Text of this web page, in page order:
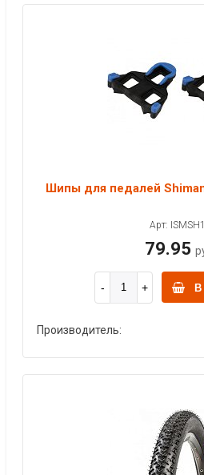
Шипы для педалей
Арт:
79.95
Производитель: